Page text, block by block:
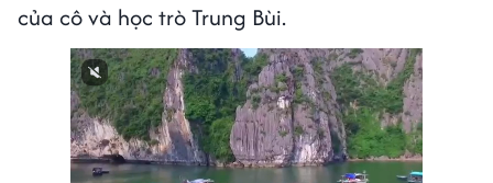
của cô và học trò Trung Bùi.